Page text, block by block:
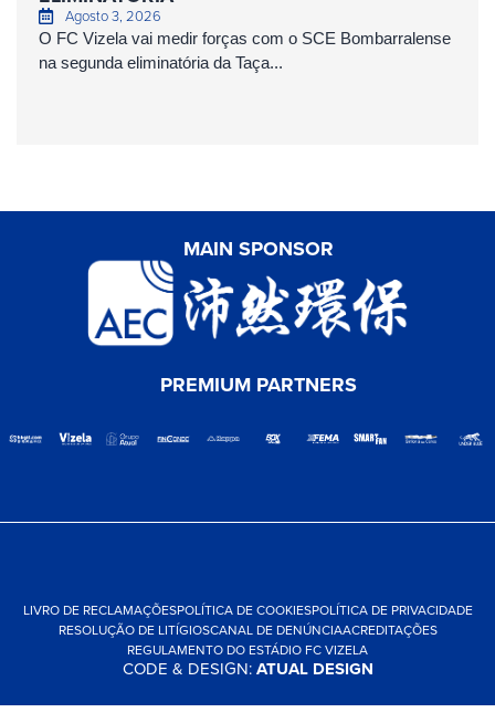
Agosto 3, 2026
O FC Vizela vai medir forças com o SCE Bombarralense
na segunda eliminatória da Taça...
MAIN SPONSOR
PREMIUM PARTNERS
LIVRO DE RECLAMAÇÕESPOLÍTICA DE COOKIESPOLÍTICA DE PRIVACIDADE
RESOLUÇÃO DE LITÍGIOSCANAL DE DENÚNCIAACREDITAÇÕES
REGULAMENTO DO ESTÁDIO FC VIZELA
CODE & DESIGN:ATUAL DESIGN